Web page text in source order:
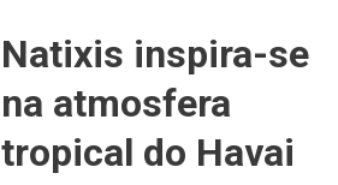
Natixis inspira-se
na atmosfera
tropical do Havai